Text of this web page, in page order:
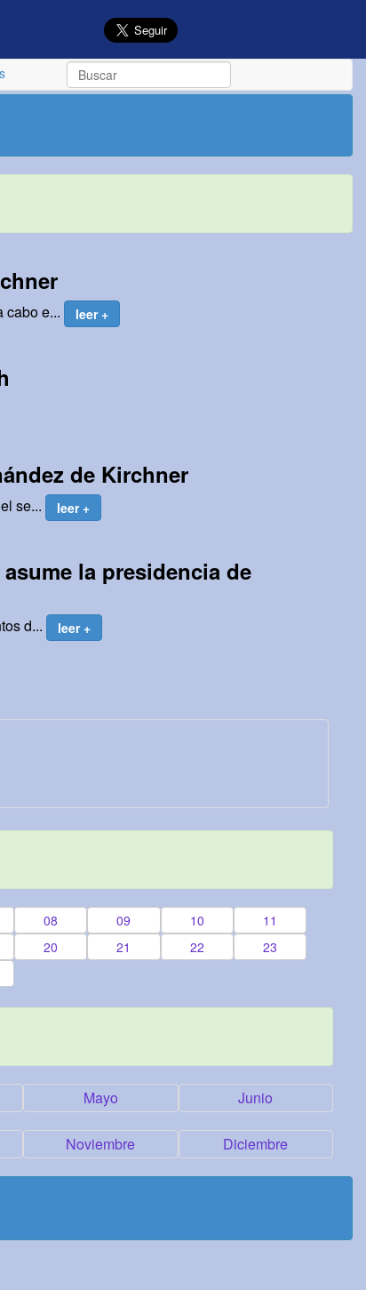
cabo e... leer +
de Kirchner
se... leer +
la presidencia de
d... leer +
08 09 10
11
20 21 22
23
Mayo Junio
Noviembre Diciembre